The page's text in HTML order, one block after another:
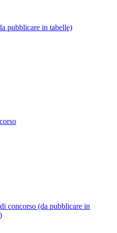
pubblicare in tabelle)
concorso (da pubblicare in